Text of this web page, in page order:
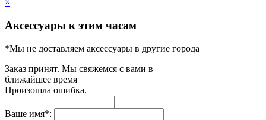
×
Аксессуары к этим часам
*Мы не доставляем аксессуары в другие города
Заказ принят. Мы свяжемся с вами в
ближайшее время
Произошла ошибка.
Ваше имя*: